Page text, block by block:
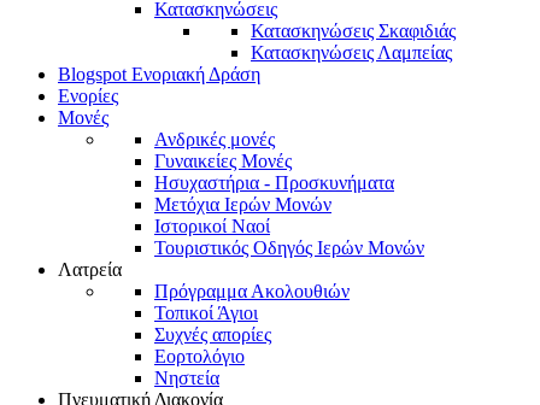
Κατασκηνώσεις
Κατασκηνώσεις Σκαφιδιάς
Κατασκηνώσεις Λαμπείας
Blogspot Ενοριακή Δράση
Ενορίες
Μονές
Ανδρικές μονές
Γυναικείες Μονές
Ησυχαστήρια - Προσκυνήματα
Μετόχια Ιερών Μονών
Ιστορικοί Ναοί
Τουριστικός Οδηγός Ιερών Μονών
Λατρεία
Πρόγραμμα Ακολουθιών
Τοπικοί Άγιοι
Συχνές απορίες
Εορτολόγιο
Νηστεία
Πνευματική Διακονία